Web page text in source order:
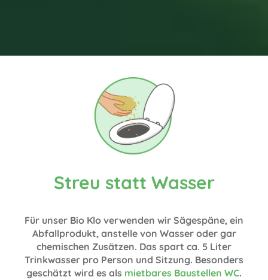
Streu statt Wasser
Für unser Bio Klo verwenden wir Sägespäne, ein
Abfallprodukt, anstelle von Wasser oder gar
chemischen Zusätzen. Das spart ca. 5 Liter
Trinkwasser pro Person und Sitzung. Besonders
geschätzt wird es als mietbares Baustellen WC.